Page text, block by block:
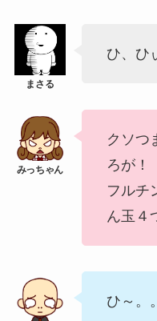
ひ、ひ
クソつ
ろが！
フルチ
ん玉４
ひ～。。